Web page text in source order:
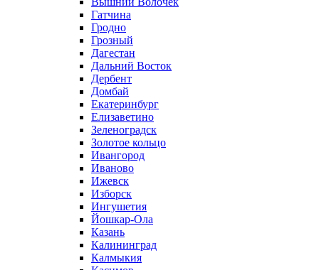
Гатчина
Гродно
Грозный
Дагестан
Дальний Восток
Дербент
Домбай
Екатеринбург
Елизаветино
Зеленоградск
Золотое кольцо
Ивангород
Иваново
Ижевск
Изборск
Ингушетия
Йошкар-Ола
Казань
Калининград
Калмыкия